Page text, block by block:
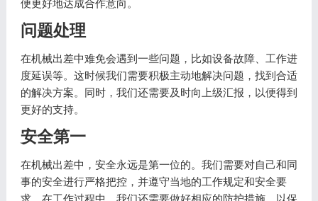
便更好地达成合作意向。
问题处理
在机械出差中难免会遇到一些问题，比如设备故障、工作进
度延误等。这时候我们需要积极主动地解决问题，找到合适
的解决方案。同时，我们还需要及时向上级汇报，以便得到
更好的支持。
安全第一
在机械出差中，安全永远是第一位的。我们需要对自己和同
事的安全进行严格把控，并遵守当地的工作规定和安全要
求。在工作过程中，我们还需要做好相应的防护措施，以保